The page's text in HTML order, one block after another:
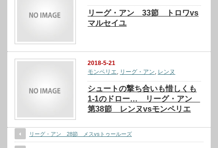
リーグ・アン 33節 トロワvs
マルセイユ
2018-5-21
モンペリエ, リーグ・アン, レンヌ
シュートの撃ち合いも惜しくも
1-1のドロー… リーグ・アン
第38節 レンヌvsモンペリエ
リーグ・アン 28節 メスvsトゥールーズ